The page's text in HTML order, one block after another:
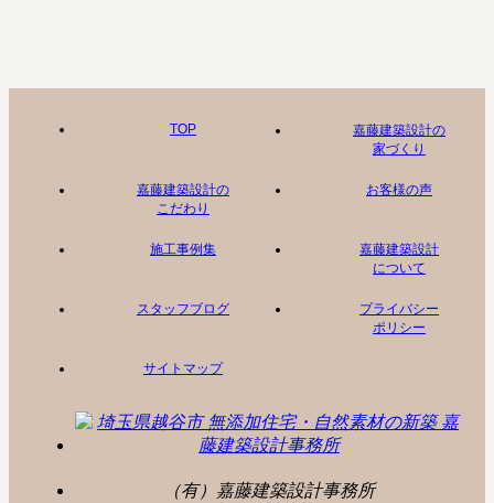
TOP
嘉藤建築設計の
家づくり
嘉藤建築設計の
こだわり
お客様の声
施工事例集
嘉藤建築設計
について
スタッフブログ
プライバシー
ポリシー
サイトマップ
（有）嘉藤建築設計事務所